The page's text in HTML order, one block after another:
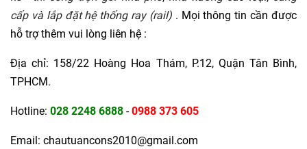
cấp và lắp đặt hệ thống ray (rail). Mọi thông tin cần được
hỗ trợ thêm vui lòng liên hệ :
Địa chỉ: 158/22 Hoàng Hoa Thám, P.12, Quận Tân Bình,
TPHCM.
Hotline: 028 2248 6888 -0988 373 605
Email: chautuancons2010@gmail.com